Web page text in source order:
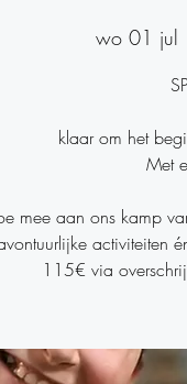
wo 01 jul
klaar om het
Met
mee aan ons kamp
activiteiten